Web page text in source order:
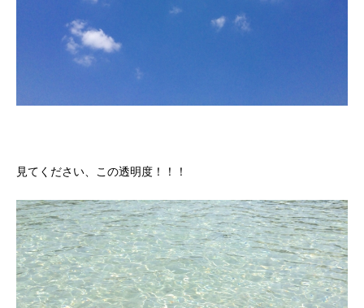
見てください、この透明度！！！